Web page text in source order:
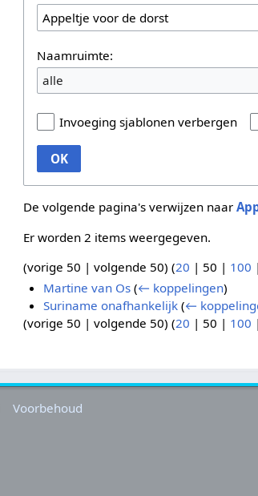
Naamruimte:
alle
Invoeging sjablonen verbergen
OK
De volgende pagina's verwijzen naar
Er worden 2 items weergegeven.
(vorige 50 |volgende 50) (20 | 50 | 100 |
Martine van Os (← koppelingen)
Suriname onafhankelijk (←
(vorige 50 |volgende 50) (20 | 50 | 100
Voorbehoud